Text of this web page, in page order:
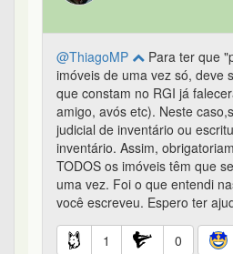
@ThiagoMP
Para ter que
imóveis de uma vez só, deve
que constam no RGI já
amigo, avós etc). Neste
judicial de inventário ou
inventário. Assim,
TODOS os imóveis têm que
uma vez. Foi o que entendi
você escreveu. Espero ter
1 0